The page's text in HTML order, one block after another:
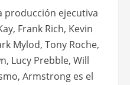
producción ejecutiva
Frank Rich, Kevin
Mylod, Tony Roche,
Lucy Prebble, Will
Armstrong es el